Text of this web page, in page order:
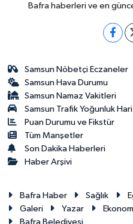
Bafra haberleri ve en
Samsun Nöbetçi Eczaneler
Samsun Hava Durumu
Samsun Namaz Vakitleri
Samsun Trafik Yoğunluk
Puan Durumu ve Fikstür
Tüm Manşetler
Son Dakika Haberleri
Haber Arşivi
Bafra Haber Sağlık
Galeri
Yazar
Bafra Belediyesi